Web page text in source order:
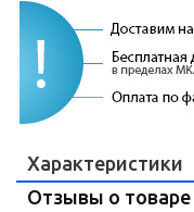
Характеристики
Отзывы о товаре